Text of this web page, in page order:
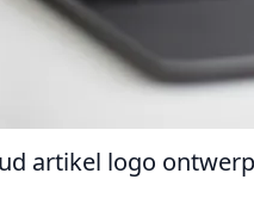
artikel logo